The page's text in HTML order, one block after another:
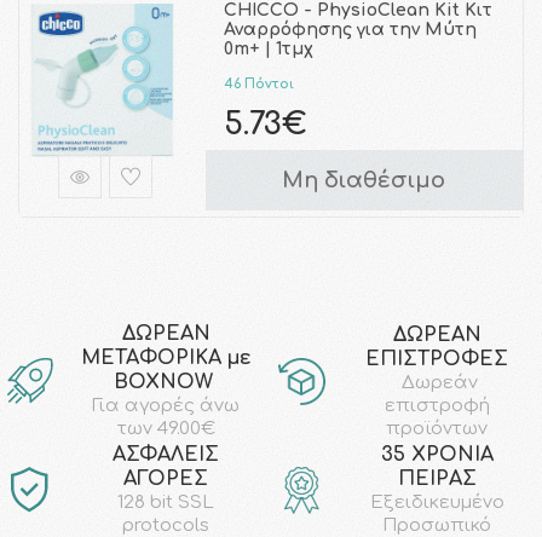
CHICCO - PhysioClean Kit Κιτ
Αναρρόφησης για την Μύτη
0m+ | 1τμχ
46 Πόντοι
5.73€
Μη διαθέσιμο
ΔΩΡΕΑΝ
ΜΕΤΑΦΟΡΙΚΑ με
ΒΟΧΝΟW
Για αγορές άνω
των 49.00€
ΔΩΡΕΑΝ
ΕΠΙΣΤΡΟΦΕΣ
Δωρεάν
επιστροφή
προϊόντων
AΣΦΑΛΕΙΣ
ΑΓΟΡΕΣ
128 bit SSL
protocols
35 ΧΡΟΝΙΑ
ΠΕΙΡΑΣ
Εξειδικευμένο
Προσωπικό